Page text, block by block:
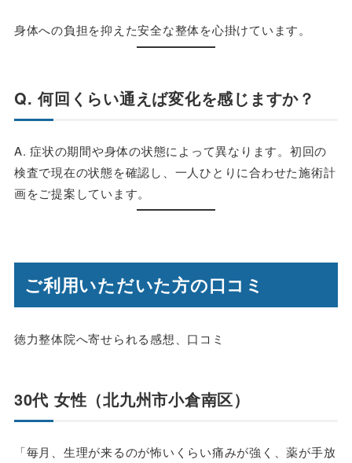
身体への負担を抑えた安全な整体を心掛けています。
Q. 何回くらい通えば変化を感じますか？
A. 症状の期間や身体の状態によって異なります。初回の
検査で現在の状態を確認し、一人ひとりに合わせた施術計
画をご提案しています。
ご利用いただいた方の口コミ
徳力整体院へ寄せられる感想、口コミ
30代 女性（北九州市小倉南区）
「毎月、生理が来るのが怖いくらい痛みが強く、薬が手放